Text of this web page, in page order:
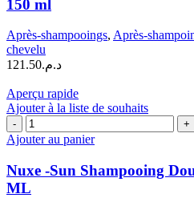
shampoing
la
Pivoine
|
ml
150 ml
Après-shampooings, Après-
chevelu
د.م.121.50
Aperçu rapide
Ajouter à la liste de souhaits
quantité
de
-
Sun
Shampooing
Ajouter au panier
Nuxe -Sun Shampooing
ML